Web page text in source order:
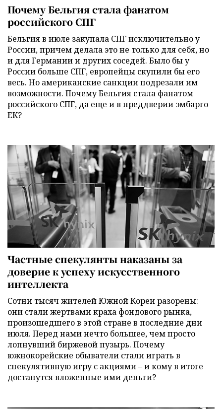
Почему Бельгия стала фанатом
российского СПГ
Бельгия в июле закупала СПГ исключительно у
России, причем делала это не только для себя, но
и для Германии и других соседей. Было бы у
России больше СПГ, европейцы скупили бы его
весь. Но американские санкции подрезали им
возможности. Почему Бельгия стала фанатом
российского СПГ, да еще и в преддверии эмбарго
ЕК?
Частные спекулянты наказаны за
доверие к успеху искусственного
интеллекта
Сотни тысяч жителей Южной Кореи разорены:
они стали жертвами краха фондового рынка,
произошедшего в этой стране в последние дни
июля. Перед нами нечто большее, чем просто
лопнувший биржевой пузырь. Почему
южнокорейские обыватели стали играть в
спекулятивную игру с акциями – и кому в итоге
достанутся вложенные ими деньги?